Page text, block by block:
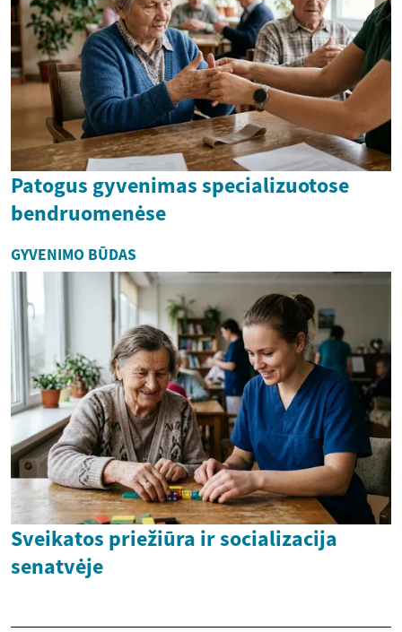
Patogus gyvenimas specializuotose
bendruomenėse
GYVENIMO BŪDAS
Sveikatos priežiūra ir socializacija
senatvėje